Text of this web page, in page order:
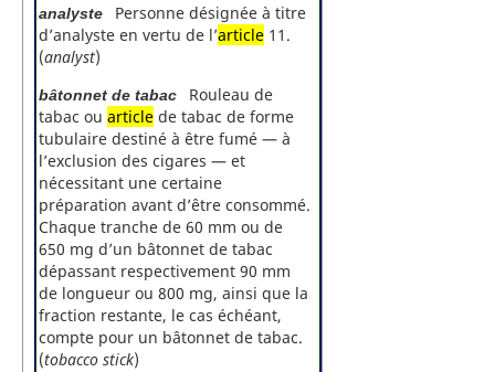
analyste
Personne désignée à titre
d’analyste en vertu de l’article 11.
(analyst)
bâtonnet de tabac
Rouleau de
tabac ou article de tabac de forme
tubulaire destiné à être fumé — à
l’exclusion des cigares — et
nécessitant une certaine
préparation avant d’être consommé.
Chaque tranche de 60 mm ou de
650 mg d’un bâtonnet de tabac
dépassant respectivement 90 mm
de longueur ou 800 mg, ainsi que la
fraction restante, le cas échéant,
compte pour un bâtonnet de tabac.
(tobacco stick)